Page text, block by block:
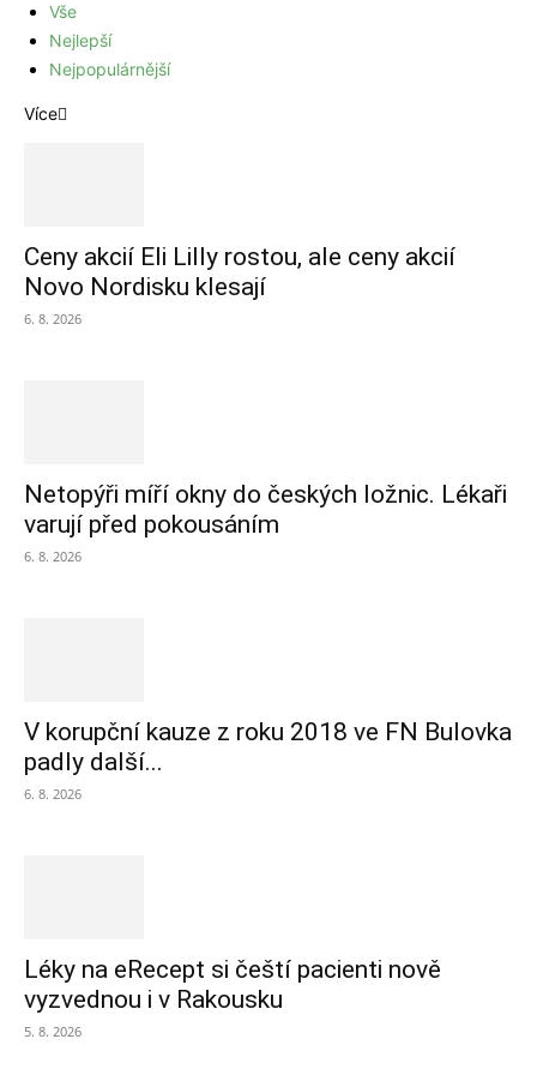
Vše
Nejlepší
Nejpopulárnější
Více
Ceny akcií Eli Lilly rostou, ale ceny akcií
Novo Nordisku klesají
6. 8. 2026
Netopýři míří okny do českých ložnic. Lékaři
varují před pokousáním
6. 8. 2026
V korupční kauze z roku 2018 ve FN Bulovka
padly další...
6. 8. 2026
Léky na eRecept si čeští pacienti nově
vyzvednou i v Rakousku
5. 8. 2026